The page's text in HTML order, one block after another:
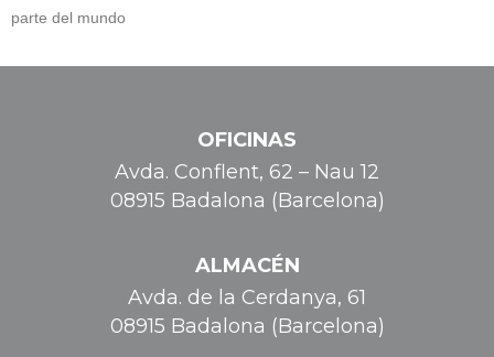
parte del mundo
OFICINAS
Avda. Conflent, 62 – Nau 12
08915 Badalona (Barcelona)
ALMACÉN
Avda. de la Cerdanya, 61
08915 Badalona (Barcelona)